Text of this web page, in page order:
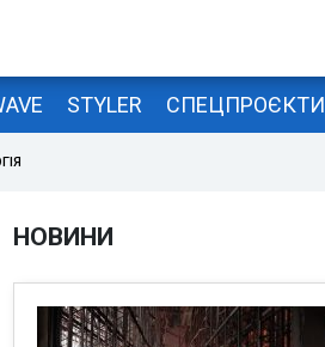
STYLER СПЕЦПРОЄКТИ
НОВИНИ